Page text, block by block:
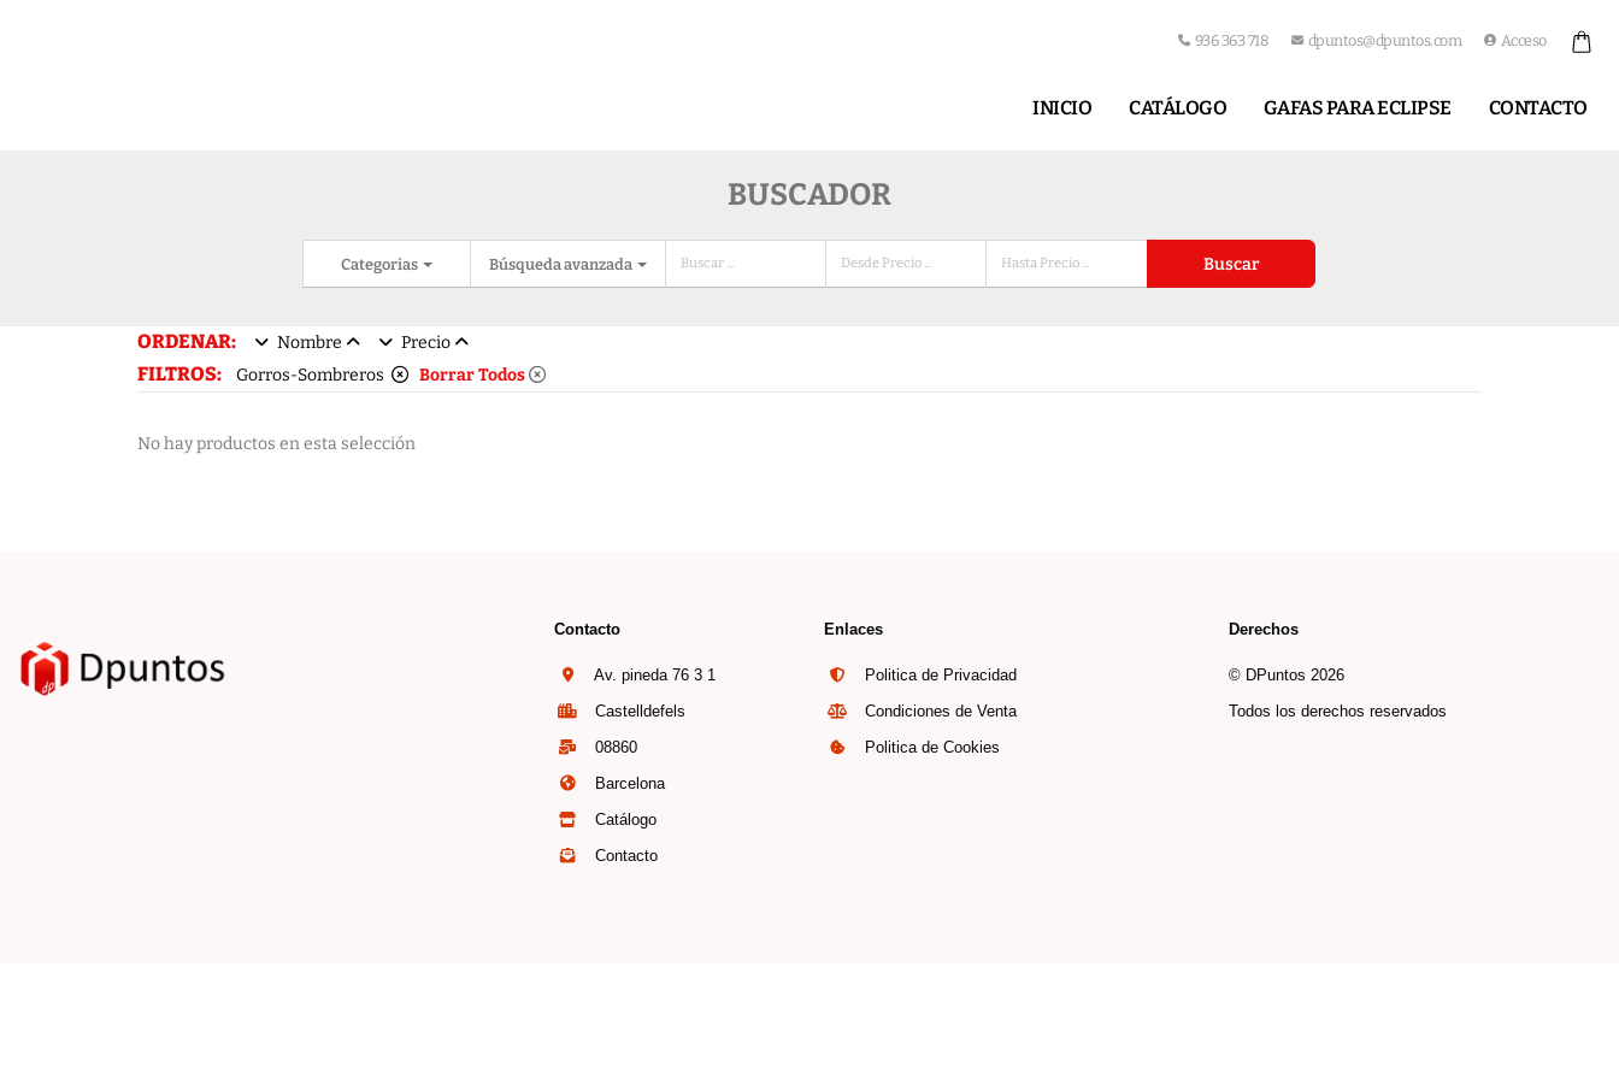
936 363 718 dpuntos@dpuntos.com Acceso
INICIO CATÁLOGO GAFAS PARA ECLIPSE CONTACTO
BUSCADOR
Categorias Búsqueda avanzada Buscar
ORDENAR: Nombre Precio
FILTROS: Gorros-Sombreros Borrar Todos
No hay productos en esta selección
Contacto
Av. pineda 76 3 1
Castelldefels
08860
Barcelona
Catálogo
Contacto
Enlaces
Politica de Privacidad
Condiciones de Venta
Politica de Cookies
Derechos
© DPuntos 2026
Todos los derechos reservados